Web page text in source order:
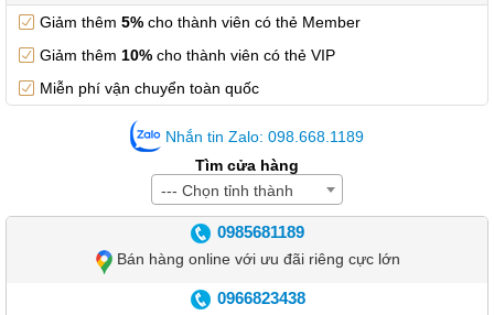
Giảm thêm 5% cho thành viên có thẻ Member
Giảm thêm 10% cho thành viên có thẻ VIP
Miễn phí vận chuyển toàn quốc
Nhắn tin Zalo: 098.668.1189
Tìm cửa hàng
--- Chọn tỉnh thành
0985681189
Bán hàng online với ưu đãi riêng cực lớn
0966823438